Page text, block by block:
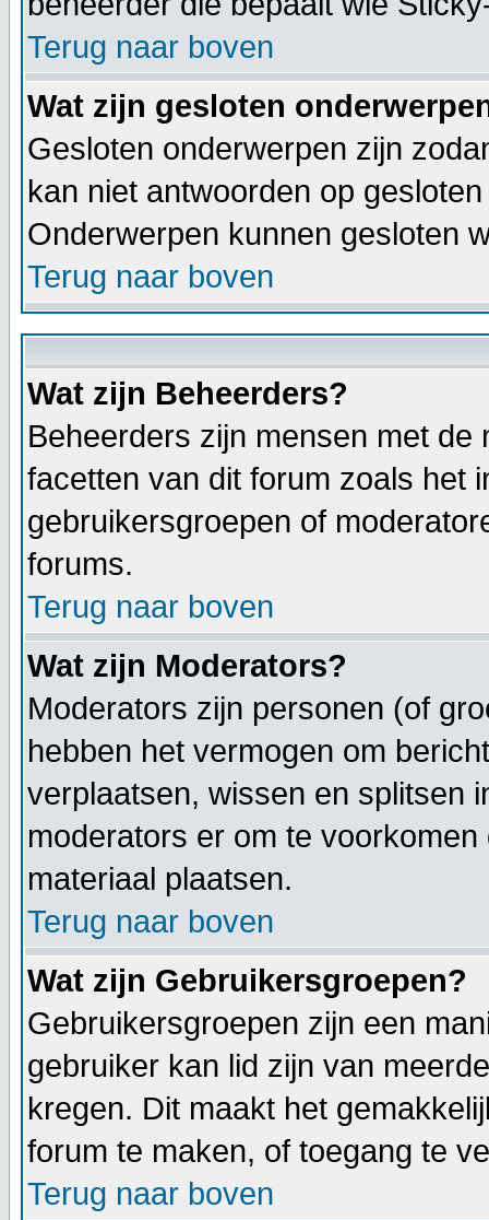
Terug naar boven
Wat zijn gesloten
Gesloten onderwerpen zijn
kan niet antwoorden op
Onderwerpen kunnen gesloten
Terug naar boven
Wat zijn Beheerders?
Beheerders zijn mensen met
facetten van dit forum zoals het
gebruikersgroepen of
forums.
Terug naar boven
Wat zijn Moderators?
Moderators zijn personen (of
hebben het vermogen om
verplaatsen, wissen en splitsen
moderators er om te
materiaal plaatsen.
Terug naar boven
Wat zijn Gebruikersgroepen?
Gebruikersgroepen zijn een
gebruiker kan lid zijn van
kregen. Dit maakt het
forum te maken, of toegang te
Terug naar boven